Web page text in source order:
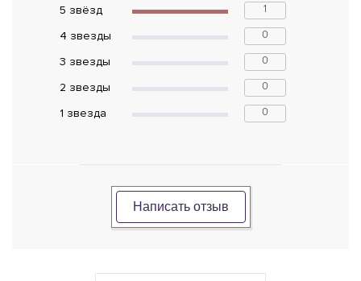
5 звёзд 1
4 звeзды 0
3 звeзды 0
2 звeзды 0
1 звeзда 0
Написать отзыв